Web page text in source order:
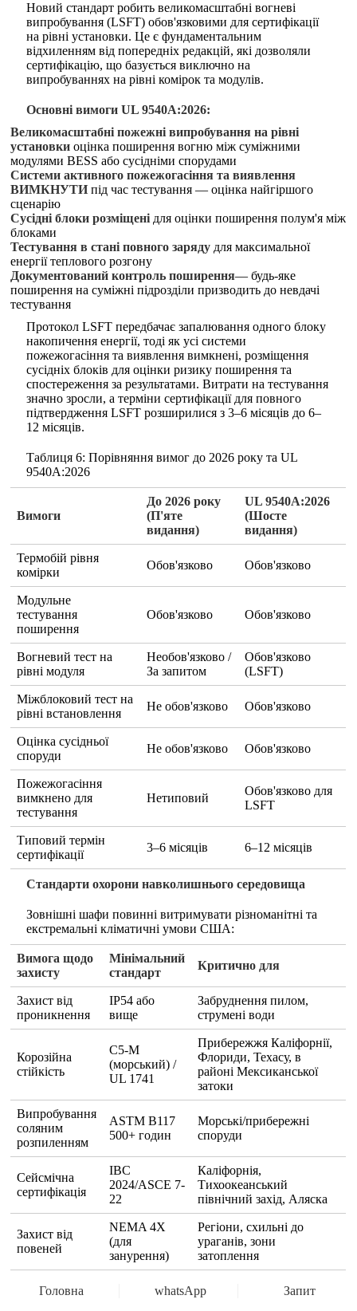
Новий стандарт робить великомасштабні вогневі
випробування (LSFT) обов'язковими для сертифікації
на рівні установки. Це є фундаментальним
відхиленням від попередніх редакцій, які дозволяли
сертифікацію, що базується виключно на
випробуваннях на рівні комірок та модулів.
Основні вимоги UL 9540A:2026:
Великомасштабні пожежні випробування на рівні
установки оцінка поширення вогню між суміжними
модулями BESS або сусідніми спорудами
Системи активного пожежогасіння та виявлення
ВИМКНУТИ під час тестування — оцінка найгіршого
сценарію
Сусідні блоки розміщені для оцінки поширення полум'я між
блоками
Тестування в стані повного заряду для максимальної
енергії теплового розгону
Документований контроль поширення— будь-яке
поширення на суміжні підрозділи призводить до невдачі
тестування
Протокол LSFT передбачає запалювання одного блоку
накопичення енергії, тоді як усі системи
пожежогасіння та виявлення вимкнені, розміщення
сусідніх блоків для оцінки ризику поширення та
спостереження за результатами. Витрати на тестування
значно зросли, а терміни сертифікації для повного
підтвердження LSFT розширилися з 3–6 місяців до 6–
12 місяців.
Таблиця 6: Порівняння вимог до 2026 року та UL
9540A:2026
Вимоги
До 2026 року
(П'яте
видання)
UL 9540A:2026
(Шосте
видання)
Термобій рівня
комірки
Обов'язково Обов'язково
Модульне
тестування
поширення
Обов'язково Обов'язково
Вогневий тест на
рівні модуля
Необов'язково /
За запитом
Обов'язково
(LSFT)
Міжблоковий тест на
рівні встановлення
Не обов'язково Обов'язково
Оцінка сусідньої
споруди
Не обов'язково Обов'язково
Пожежогасіння
вимкнено для
тестування
Нетиповий
Обов'язково для
LSFT
Типовий термін
сертифікації
3–6 місяців 6–12 місяців
Стандарти охорони навколишнього середовища
Зовнішні шафи повинні витримувати різноманітні та
екстремальні кліматичні умови США:
Вимога щодо
захисту
Мінімальний
стандарт
Критично для
Захист від
проникнення
IP54 або
вище
Забруднення пилом,
струмені води
Корозійна
стійкість
C5-M
(морський) /
UL 1741
Прибережжя Каліфорнії,
Флориди, Техасу, в
районі Мексиканської
затоки
Випробування
соляним
розпиленням
ASTM B117
500+ годин
Морські/прибережні
споруди
Сейсмічна
сертифікація
IBC
2024/ASCE 7-
22
Каліфорнія,
Тихоокеанський
північний захід, Аляска
Захист від
повеней
NEMA 4X
(для
занурення)
Регіони, схильні до
ураганів, зони
затоплення
Робоча
температура
Усі географічні регіони
Головна whatsApp Запит